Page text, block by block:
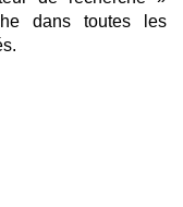
dans toutes les